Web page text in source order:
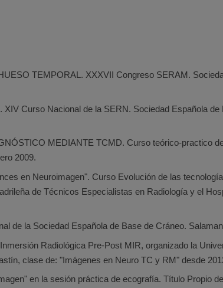
TEMPORAL. XXXVII Congreso SERAM.
Curso Nacional de la SERN. Sociedad Española de
MEDIANTE TCMD. Curso teórico-practico
2009.
en Neuroimagen". Curso Evolución de las
de Técnicos Especialistas en Radiología y el
de la Sociedad Española de Base de Cráneo.
Radiológica Pre-Post MIR, organizado la
clase de: "Imágenes en Neuro TC y RM" desde
en la sesión práctica de ecografía. Título Propio